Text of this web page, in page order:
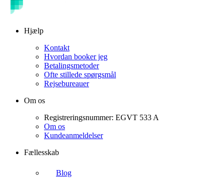
Hjælp
Kontakt
Hvordan booker jeg
Betalingsmetoder
Ofte stillede spørgsmål
Rejsebureauer
Om os
Registreringsnummer: EGVT 533 A
Om os
Kundeanmeldelser
Fællesskab
Blog